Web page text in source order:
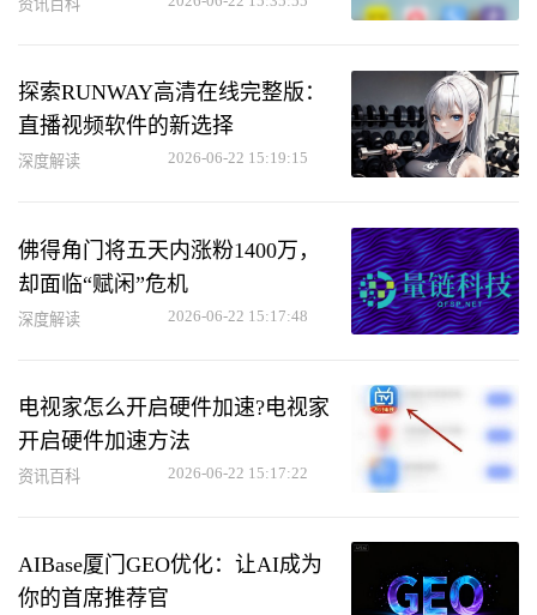
资讯百科
探索RUNWAY高清在线完整版：
直播视频软件的新选择
深度解读 2026-06-22 15:19:15
佛得角门将五天内涨粉1400万，
却面临“赋闲”危机
深度解读 2026-06-22 15:17:48
电视家怎么开启硬件加速?电视家
开启硬件加速方法
资讯百科 2026-06-22 15:17:22
AIBase厦门GEO优化：让AI成为
你的首席推荐官